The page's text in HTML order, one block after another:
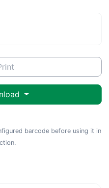
barcode before using it in